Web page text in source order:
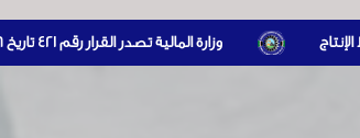
وزارة المالية تصدر القرار رقم 421 تاريخ 24/3/2026 المتضمن الزام المستوردين بإبراز براءة ذمة مالية سارية صادرة عن الهيئة العامة للضرائب والرسوم أو مديرياتها عند القيام بعمليات الاستيراد